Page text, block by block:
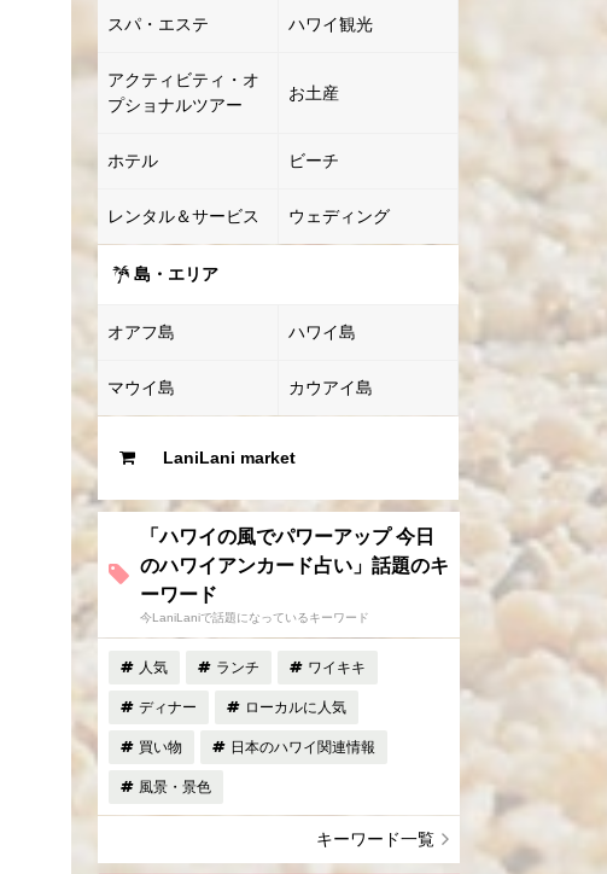
スパ・エステ ハワイ観光
アクティビティ・オ
プショナルツアー
お土産
ホテル ビーチ
レンタル＆サービス ウェディング
島・エリア
オアフ島 ハワイ島
マウイ島 カウアイ島
LaniLani market
「ハワイの風でパワーアップ 今日
のハワイアンカード占い」話題のキ
ーワード
今LaniLaniで話題になっているキーワード
人気 ランチ ワイキキ
ディナー ローカルに人気
買い物 日本のハワイ関連情報
風景・景色
キーワード一覧